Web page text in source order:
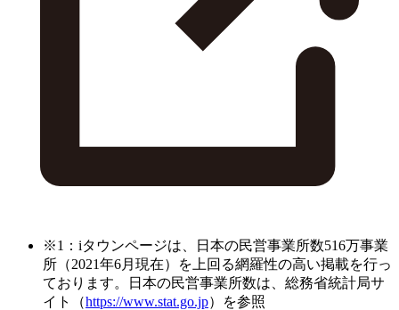
※1：iタウンページは、日本の民営事業所数516万事業
所（2021年6月現在）を上回る網羅性の高い掲載を行っ
ております。日本の民営事業所数は、総務省統計局サ
イト（https://www.stat.go.jp）を参照